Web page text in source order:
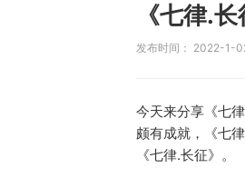
《七律.
发布时间： 2022-1-
今天来分享《七
颇有成就，《七
《七律.长征》。